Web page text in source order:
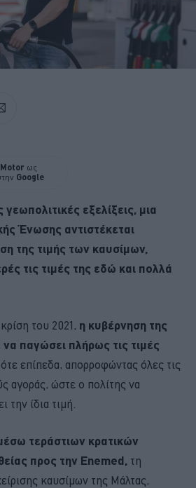
ως
Google
εξελίξεις, μια
Ένωσης αντιστέκεται
της τιμής των καυσίμων,
τις τιμές της εδώ και πολλά
του 2021, η κυβέρνηση της
παγώσει πλήρως τις τιμές
επίπεδα, απορροφώντας όλες τις
αγοράς, ώστε ο πολίτης να
την ίδια τιμή.
τεράστιων κρατικών
προς την Enemed, τη
καυσίμων της Μάλτας,